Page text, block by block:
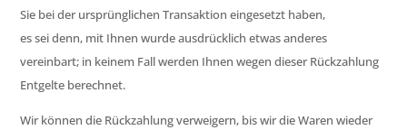
Sie bei der ursprünglichen Transaktion eingesetzt haben,
es sei denn, mit Ihnen wurde ausdrücklich etwas anderes
vereinbart; in keinem Fall werden Ihnen wegen dieser Rückzahlung
Entgelte berechnet.
Wir können die Rückzahlung verweigern, bis wir die Waren wieder